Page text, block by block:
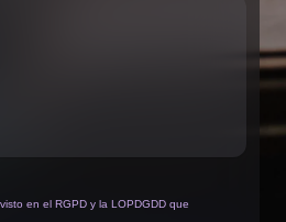
en el RGPD y la LOPDGDD que